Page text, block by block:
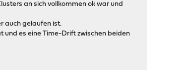
an sich vollkommen ok war und
auch gelaufen ist.
und es eine Time-Drift zwischen beiden